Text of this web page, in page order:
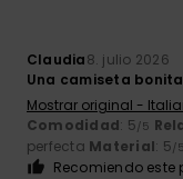
Claudia8. julio 2026
Una camiseta
Mostrar original -
Comodidad: 5/5
perfecta Material: 5/5
Recomiendo este